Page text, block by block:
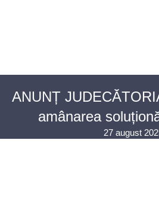
ANUNȚ
amânarea
27 august